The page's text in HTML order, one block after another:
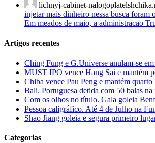
lichnyj-cabinet-
injetar mais dinheiro nessa busca foram
Em meados de maio, a administracao
Artigos recentes
Ching Fung e G.Universe anulam-se
MUST IPO vence Hang Sai e mantém
Chiba vence Pau Peng e mantém quarto
Bali. Portuguesa detida com 50 balas na
Com os olhos no título. Gala goleia
Pessoa caligráfico. Até 4 de Julho na
Shao Jiang goleia e segura primeiro
Categorias